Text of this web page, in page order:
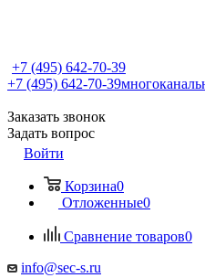
+7 (495) 642-70-39
+7 (495) 642-70-39
Заказать звонок
Задать вопрос
Войти
Корзина0
Отложенные0
Сравнение товаров0
info@sec-s.ru